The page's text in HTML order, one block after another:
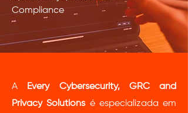
Compliance
A
Every Cybersecurity, GRC and
Privacy Solutionsé especializada em